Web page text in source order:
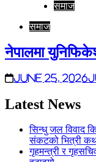
समाज
समाज
नेपालमा
June 25, 2026
Latest News
सिन्धु जल विवाद
संकटको भित्री
गृहमन्त्री र